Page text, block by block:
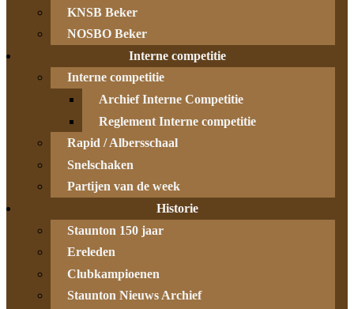
KNSB Beker
NOSBO Beker
Interne competitie
Interne competitie
Archief Interne Competitie
Reglement Interne competitie
Rapid / Albersschaal
Snelschaken
Partijen van de week
Historie
Staunton 150 jaar
Ereleden
Clubkampioenen
Staunton Nieuws Archief